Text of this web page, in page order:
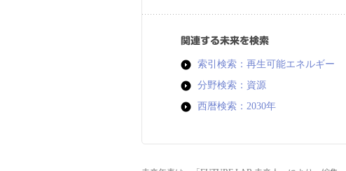
関連する未来を検索
索引検索：再生可能エネルギー
分野検索：資源
西暦検索：2030年